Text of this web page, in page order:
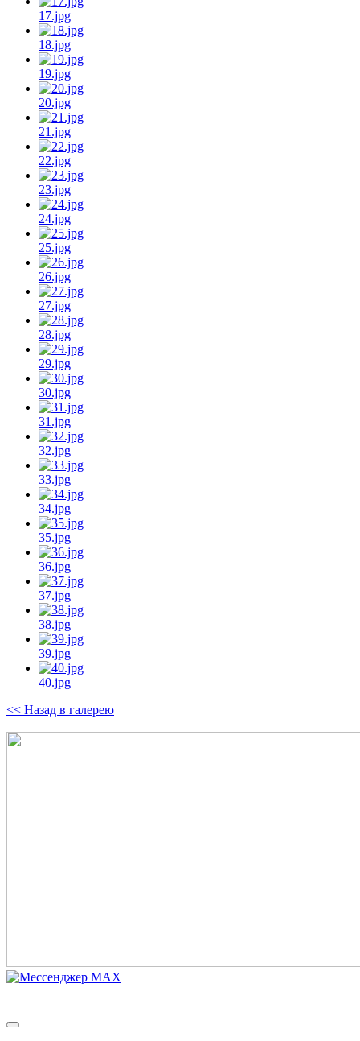
17.jpg
18.jpg
19.jpg
20.jpg
21.jpg
22.jpg
23.jpg
24.jpg
25.jpg
26.jpg
27.jpg
28.jpg
29.jpg
30.jpg
31.jpg
32.jpg
33.jpg
34.jpg
35.jpg
36.jpg
37.jpg
38.jpg
39.jpg
40.jpg
<< Назад в галерею